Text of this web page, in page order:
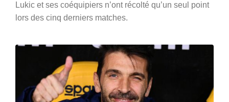
Lukic et ses coéquipiers n’ont récolté qu’un seul point
lors des cinq derniers matches.